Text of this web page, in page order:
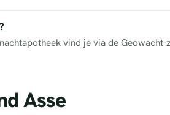
vind je via de
Asse